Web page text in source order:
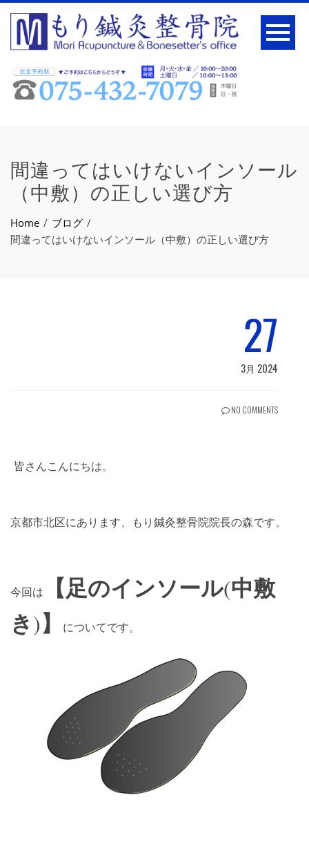
間違ってはいけないインソール
（中敷）の正しい選び方
Home
ブログ
間違ってはいけないインソール（中敷）の正しい選び方
27
3月 2024
NO COMMENTS
皆さんこんにちは。
京都市北区にあります、もり鍼灸整骨院院長の森です。
今回は 【足のインソール(中敷
き)】 についてです。